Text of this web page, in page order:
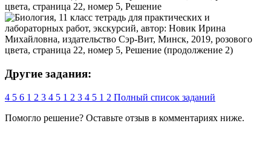
Другие задания:
4 5 6 1 2 3 4 5 1 2 3 4 5 1 2 Полный список заданий
Помогло решение? Оставьте отзыв в комментариях ниже.